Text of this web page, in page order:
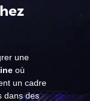
une
où
un cadre
dans des